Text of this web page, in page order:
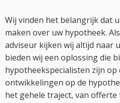
Wij vinden het belangrijk dat
maken over uw hypotheek.
adviseur kijken wij altijd naar
bieden wij een oplossing die
hypotheekspecialisten zijn op
ontwikkelingen op de
het gehele traject, van